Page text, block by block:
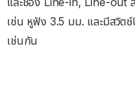
เช่น หูฟัง 3.5 มม. และมีสวิ
เช่นกัน